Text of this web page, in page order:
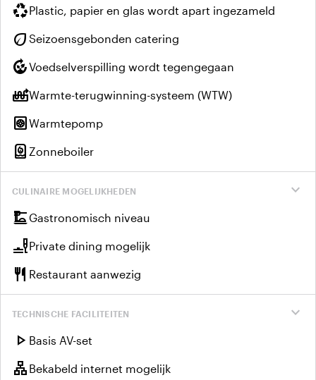
recyclingPlastic, papier en glas wordt apart ingezameld
eco Seizoensgebonden catering
compostVoedselverspilling wordt tegengegaan
heat_pump_balanceWarmte-terugwinning-systeem (WTW)
heat_pumpWarmtepomp
water_heater Zonneboiler
expand_more
CULINAIRE MOGELIJKHEDEN
dinner_diningGastronomisch niveau
brunch_diningPrivate dining mogelijk
restaurant Restaurant aanwezig
expand_more
TECHNISCHE FACILITEITEN
play_arrow Basis AV-set
lan Bekabeld internet mogelijk